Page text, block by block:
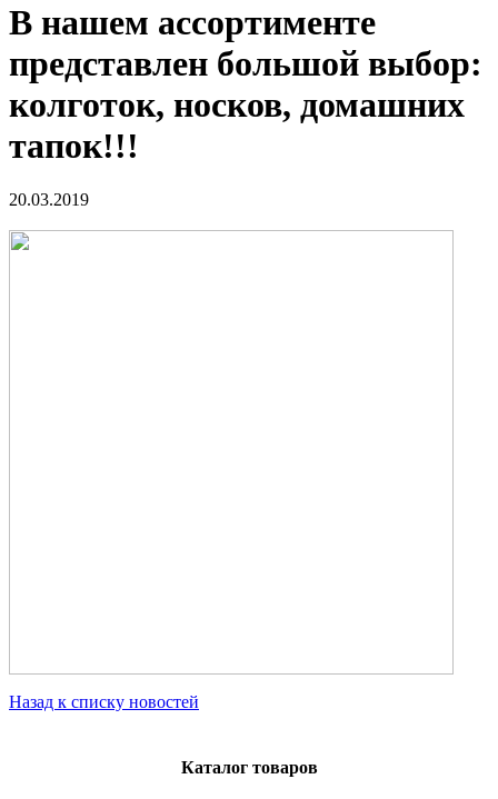
В нашем ассортименте
представлен большой выбор:
колготок, носков, домашних
тапок!!!
20.03.2019
Назад к списку новостей
Каталог товаров